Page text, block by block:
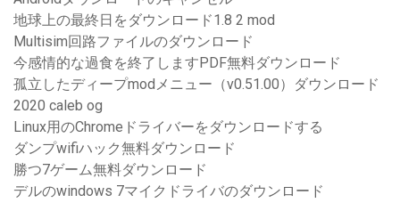
地球上の最終日をダウンロード1.8 2 mod
Multisim回路ファイルのダウンロード
今感情的な過食を終了しますPDF無料ダウンロード
孤立したディープmodメニュー（v0.51.00）ダウンロード
2020 caleb og
Linux用のChromeドライバーをダウンロードする
ダンプwifiハック無料ダウンロード
勝つ7ゲーム無料ダウンロード
デルのwindows 7マイクドライバのダウンロード